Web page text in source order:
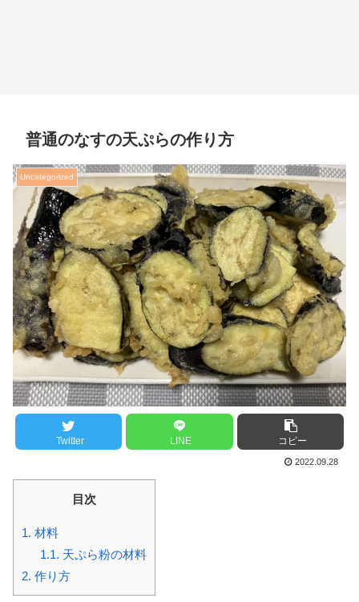
普通のなすの天ぷらの作り方
Uncategorized
Twitter LINE コピー
2022.09.28
目次
1. 材料
1.1. 天ぷら粉の材料
2. 作り方